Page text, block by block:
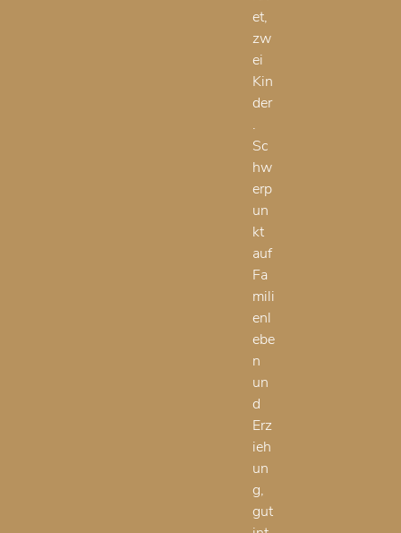
et,
zw
ei
Kin
der
.
Sc
hw
erp
un
kt
auf
Fa
mili
enl
ebe
n
un
d
Erz
ieh
un
g,
gut